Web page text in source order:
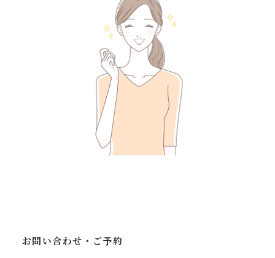
お問い合わせ・ご予約